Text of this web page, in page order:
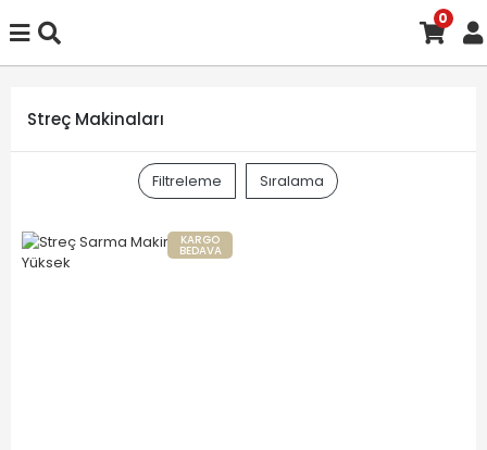
0
Streç Makinaları
Filtreleme Sıralama
KARGO
BEDAVA